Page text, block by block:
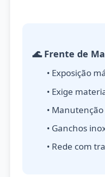
🌊 Frente de
• Exposição
• Exige
•
• Ganchos
• Rede com